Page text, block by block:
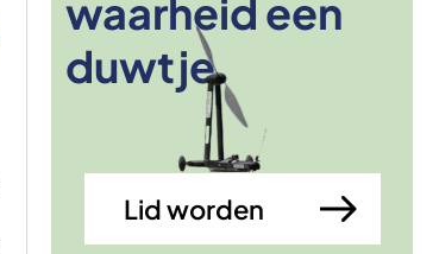
waarheid een
duwtje
Lid worden
Afbeelding